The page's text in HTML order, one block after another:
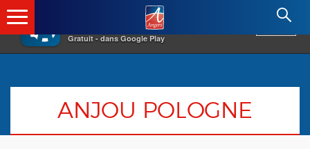
×
Gratuit - dans Google Play
Angers.fr : Retour à l'accueil
ANJOU POLOGNE